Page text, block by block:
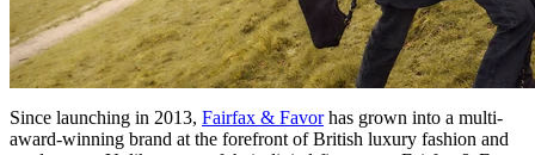
Since launching in 2013, Fairfax & Favorhas grown into a multi-
award-winning brand at the forefront of British luxury fashion and